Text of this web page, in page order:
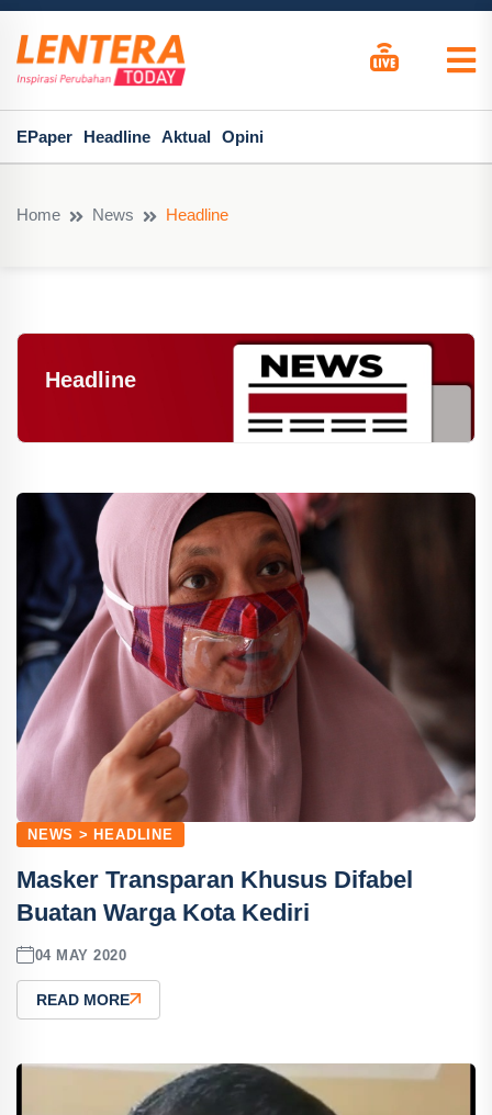
EPaper Headline Aktual Opini
Home News Headline
Headline
NEWS > HEADLINE
Masker Transparan Khusus Difabel
Buatan Warga Kota Kediri
04 MAY 2020
READ MORE